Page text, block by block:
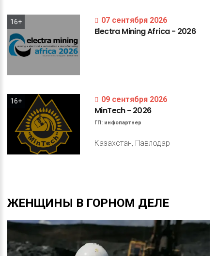
16+ 07 сентября 2026
ElectraMiningAfrica- 2026
16+ 09 сентября 2026
MinTech- 2026
ГП: инфопартнер
Казахстан, Павлодар
ЖЕНЩИНЫ В ГОРНОМ ДЕЛЕ